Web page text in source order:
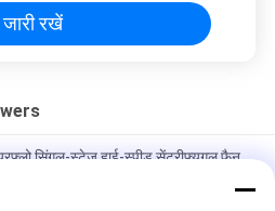
जारी रखें
सिंगल-स्टेज हाई-स्पीड सेंट्रीफ्यूगल फैन